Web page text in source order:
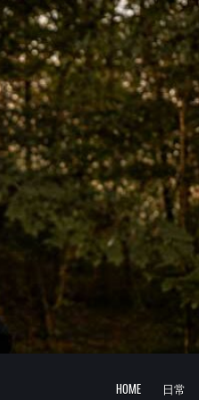
HOME 日常